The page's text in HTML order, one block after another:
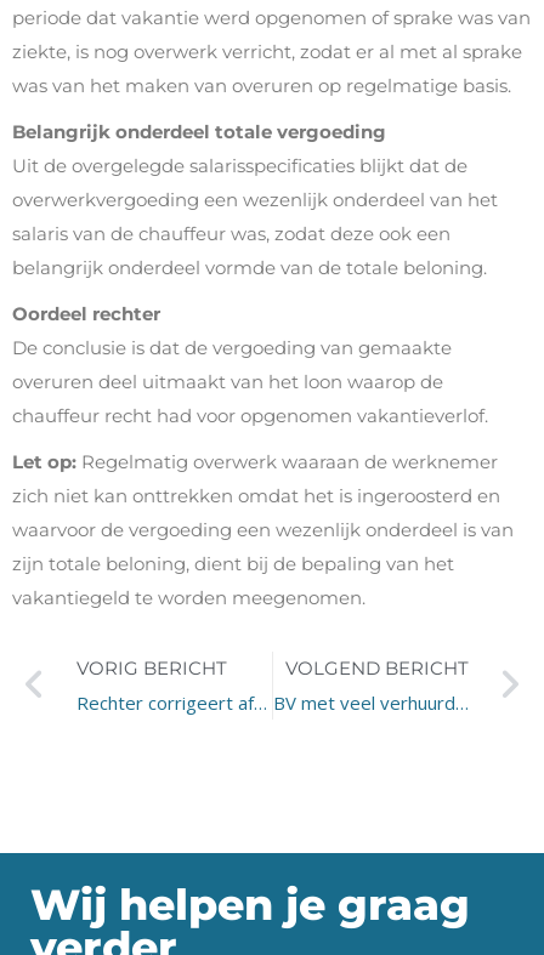
periode dat vakantie werd opgenomen of sprake was van
ziekte, is nog overwerk verricht, zodat er al met al sprake
was van het maken van overuren op regelmatige basis.
Belangrijk onderdeel totale vergoeding
Uit de overgelegde salarisspecificaties blijkt dat de
overwerkvergoeding een wezenlijk onderdeel van het
salaris van de chauffeur was, zodat deze ook een
belangrijk onderdeel vormde van de totale beloning.
Oordeel rechter
De conclusie is dat de vergoeding van gemaakte
overuren deel uitmaakt van het loon waarop de
chauffeur recht had voor opgenomen vakantieverlof.
Let op: Regelmatig overwerk waaraan de werknemer
zich niet kan onttrekken omdat het is ingeroosterd en
waarvoor de vergoeding een wezenlijk onderdeel is van
zijn totale beloning, dient bij de bepaling van het
vakantiegeld te worden meegenomen.
VORIG BERICHT
Rechter corrigeert afwijzing TVL
VOLGEND BERICHT
BV met veel verhuurd onroerend goed
Wij helpen je graag